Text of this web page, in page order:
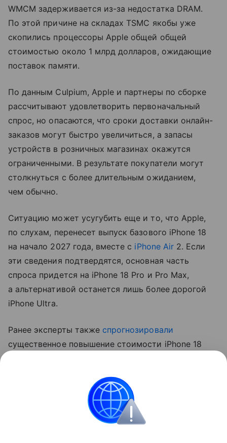
WMCM задерживается из-за недостатка DRAM.
По этой причине на складах TSMC якобы уже
скопились процессоры Apple общей общей
стоимостью около 1 млрд долларов, ожидающие
поставок памяти.
По данным Culpium, Apple и партнеры по сборке
рассчитывают удовлетворить первоначальный
спрос, но опасаются, что сроки доставки онлайн-
заказов могут быстро увеличиться, а запасы
устройств в розничных магазинах окажутся
ограниченными. В результате покупатели могут
столкнуться с более длительным ожиданием,
чем обычно.
Ситуацию может усугубить еще и то, что Apple,
по слухам, перенесет выпуск базового iPhone 18
на начало 2027 года, вместе с iPhone Air2. Если
эти сведения подтвердятся, основная часть
спроса придется на iPhone 18 Pro и Pro Max,
а альтернативой останется лишь более дорогой
iPhone Ultra.
Ранее эксперты также спрогнозировали
существенное повышение стоимости iPhone 18